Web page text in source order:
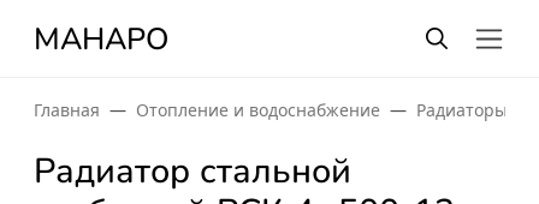
МАНАРО
Главная Отопление и водоснабжение Радиаторы
Радиатор стальной